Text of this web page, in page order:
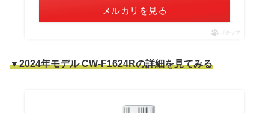
メルカリを見る
ポチップ
▼2024年モデル CW-F1624Rの詳細を見てみる